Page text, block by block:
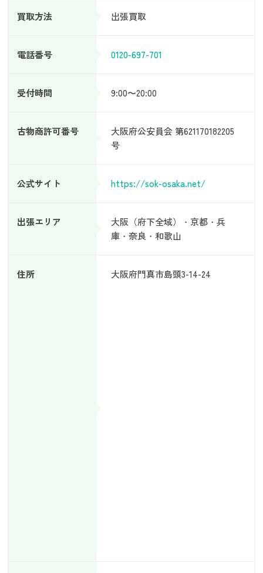
買取方法 出張買取
電話番号 0120-697-701
受付時間 9:00〜20:00
古物商許可番号
大阪府公安員会 第621170182205
号
公式サイト https://sok-osaka.net/
出張エリア
大阪（府下全域）・京都・兵
庫・奈良・和歌山
住所 大阪府門真市島頭3-14-24